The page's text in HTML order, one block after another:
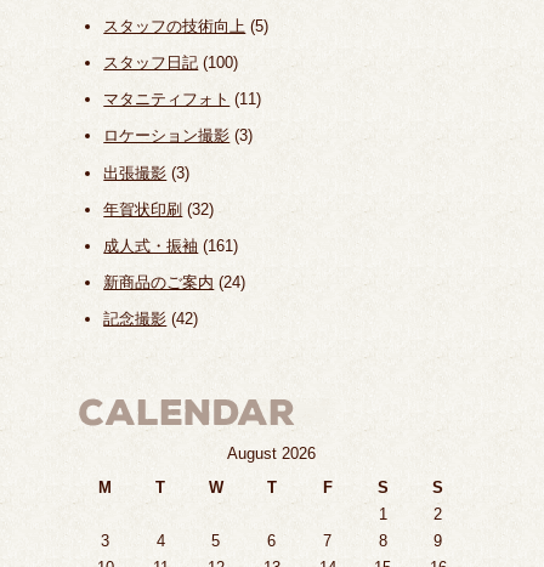
スタッフの技術向上 (5)
スタッフ日記 (100)
マタニティフォト (11)
ロケーション撮影 (3)
出張撮影 (3)
年賀状印刷 (32)
成人式・振袖 (161)
新商品のご案内 (24)
記念撮影 (42)
August 2026
M
T W T F S
S
1
2
3
4 5 6 7 8
9